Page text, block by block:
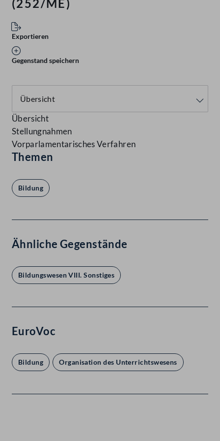
(252/ME)
Exportieren
Gegenstand speichern
Übersicht
Stellungnahmen
Vorparlamentarisches Verfahren
Themen
Bildung
Ähnliche Gegenstände
Bildungswesen VIII. Sonstiges
EuroVoc
Bildung Organisation des Unterrichtswesens